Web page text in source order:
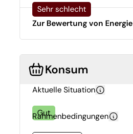
Sehr schlecht
Zur Bewertung von Energie
Konsum
Aktuelle Situation
Gut
Rahmenbedingungen